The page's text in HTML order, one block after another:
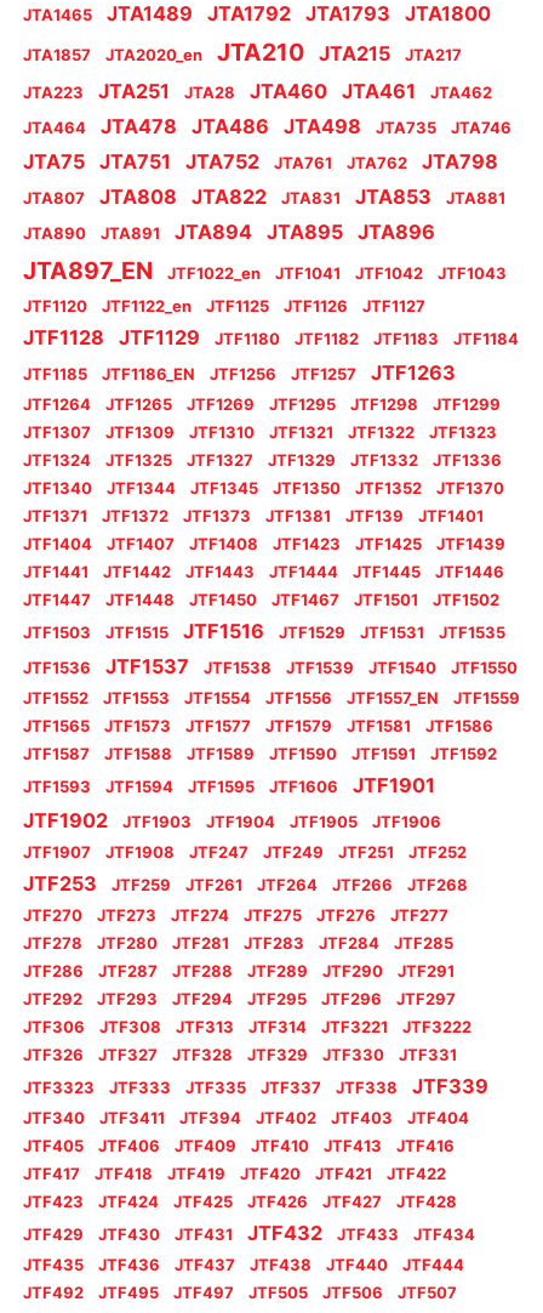
JTA1465
JTA1489 JTA1792 JTA1793 JTA1800
JTA1857 JTA2020_en JTA210 JTA215
JTA217
JTA223
JTA251 JTA28 JTA460 JTA461
JTA462
JTA464
JTA478 JTA486 JTA498 JTA735 JTA746
JTA75 JTA751 JTA752 JTA761 JTA762 JTA798
JTA807 JTA808 JTA822 JTA831 JTA853
JTA881
JTA890
JTA891 JTA894 JTA895 JTA896
JTA897_EN JTF1022_en JTF1041 JTF1042
JTF1043
JTF1120
JTF1122_en JTF1125 JTF1126 JTF1127
JTF1128 JTF1129 JTF1180 JTF1182 JTF1183
JTF1184
JTF1185
JTF1186_EN JTF1256 JTF1257 JTF1263
JTF1264 JTF1265 JTF1269 JTF1295 JTF1298
JTF1299
JTF1307
JTF1309 JTF1310 JTF1321 JTF1322
JTF1323
JTF1324
JTF1325 JTF1327 JTF1329 JTF1332
JTF1336
JTF1340
JTF1344 JTF1345 JTF1350 JTF1352
JTF1370
JTF1371
JTF1372 JTF1373 JTF1381 JTF139
JTF1401
JTF1404
JTF1407 JTF1408 JTF1423 JTF1425
JTF1439
JTF1441
JTF1442 JTF1443 JTF1444 JTF1445
JTF1446
JTF1447
JTF1448 JTF1450 JTF1467 JTF1501
JTF1502
JTF1503
JTF1515 JTF1516 JTF1529 JTF1531
JTF1535
JTF1536
JTF1537 JTF1538 JTF1539 JTF1540
JTF1550
JTF1552
JTF1553 JTF1554 JTF1556 JTF1557_EN
JTF1559
JTF1565
JTF1573 JTF1577 JTF1579 JTF1581
JTF1586
JTF1587
JTF1588 JTF1589 JTF1590 JTF1591
JTF1592
JTF1593
JTF1594 JTF1595 JTF1606
JTF1901
JTF1902
JTF1903 JTF1904 JTF1905
JTF1906
JTF1907
JTF1908 JTF247 JTF249 JTF251 JTF252
JTF253 JTF259 JTF261 JTF264 JTF266
JTF268
JTF270
JTF273 JTF274 JTF275 JTF276
JTF277
JTF278
JTF280 JTF281 JTF283 JTF284
JTF285
JTF286
JTF287 JTF288 JTF289 JTF290
JTF291
JTF292
JTF293 JTF294 JTF295 JTF296
JTF297
JTF306
JTF308 JTF313 JTF314 JTF3221
JTF3222
JTF326
JTF327 JTF328 JTF329 JTF330
JTF331
JTF3323
JTF333 JTF335 JTF337 JTF338 JTF339
JTF340 JTF3411 JTF394 JTF402 JTF403
JTF404
JTF405
JTF406 JTF409 JTF410 JTF413
JTF416
JTF417
JTF418 JTF419 JTF420 JTF421
JTF422
JTF423
JTF424 JTF425 JTF426 JTF427
JTF428
JTF429
JTF430 JTF431 JTF432 JTF433
JTF434
JTF435
JTF436 JTF437 JTF438 JTF440
JTF444
JTF492
JTF495 JTF497 JTF505 JTF506
JTF507